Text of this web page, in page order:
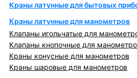
Краны латунные для бытовых
Краны латунные для манометров
Клапаны игольчатые для
Клапаны кнопочные для
Краны конусные для манометров
Краны шаровые для манометров